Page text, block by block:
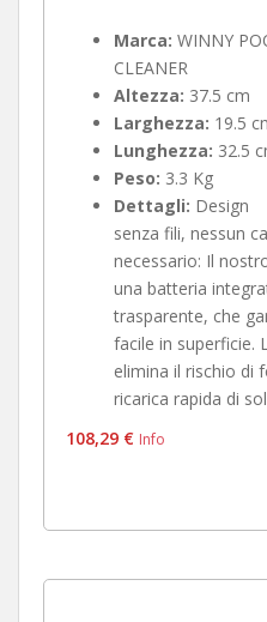
Marca: WINNY
CLEANER
Altezza: 37.5 cm
Larghezza: 19.5
Lunghezza: 32.5
Peso: 3.3 Kg
Dettagli: Design
senza fili, nessun
necessario: Il
una batteria
trasparente, che
facile in superficie.
elimina il rischio di
ricarica rapida di
108,29 € Info